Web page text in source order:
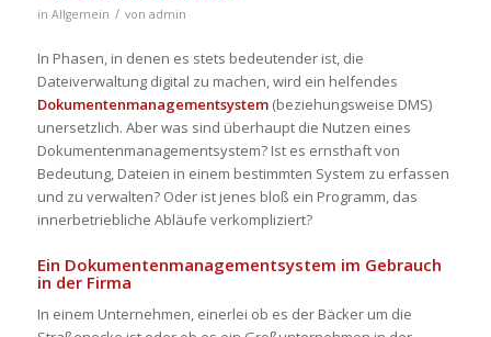
in Allgemein / von admin
In Phasen, in denen es stets bedeutender ist, die
Dateiverwaltung digital zu machen, wird ein helfendes
Dokumentenmanagementsystem(beziehungsweise DMS)
unersetzlich. Aber was sind überhaupt die Nutzen eines
Dokumentenmanagementsystem? Ist es ernsthaft von
Bedeutung, Dateien in einem bestimmten System zu erfassen
und zu verwalten? Oder ist jenes bloß ein Programm, das
innerbetriebliche Abläufe verkompliziert?
Ein Dokumentenmanagementsystem im Gebrauch
in der Firma
In einem Unternehmen, einerlei ob es der Bäcker um die